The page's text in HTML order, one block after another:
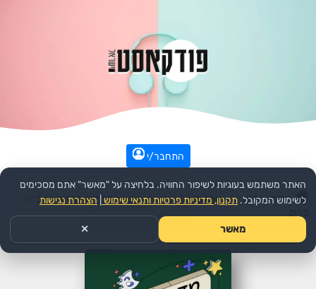
התחבר/י
עמוד הבית >> אמנות >>הפודקאסט: מדברים קריאייטיב
האתר משתמש בעוגיות לשיפור החוויה. בלחיצה על "מאשר" אתם מסכימים
לשימוש המקובל. תקנון, מדיניות פרטיות ותנאי שימוש הצהרת נגישות
מאשר ✕